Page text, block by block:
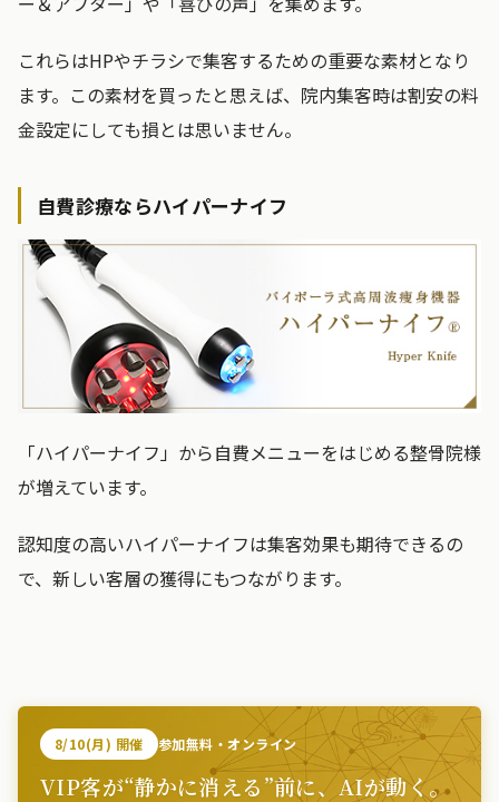
これらはHPやチラシで集客するための重要な素材となり
ます。この素材を買ったと思えば、院内集客時は割安の料
金設定にしても損とは思いません。
自費診療ならハイパーナイフ
「ハイパーナイフ」から自費メニューをはじめる整骨院様
が増えています。
認知度の高いハイパーナイフは集客効果も期待できるの
で、新しい客層の獲得にもつながります。
8/10(月) 開催 参加無料・オンライン
VIP客が“静かに消える”前に、AIが動く。